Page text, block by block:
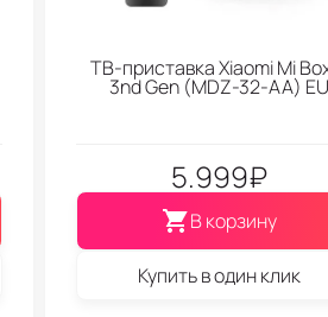
ТВ-приставка Xiaomi Mi
3nd Gen (МDZ-32-АА) EU
5.999₽
В корзину
Купить в один клик